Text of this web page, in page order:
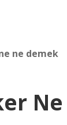
ne demek